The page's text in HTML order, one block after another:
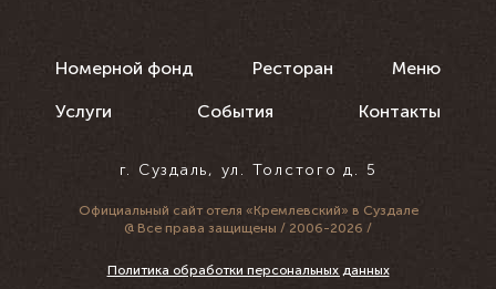
Номерной фонд Ресторан Меню
Услуги События Контакты
г. Суздаль, ул. Толстого д. 5
Официальный сайтотеля «Кремлевский» в Суздале
@ Все права защищены / 2006-2026 /
Политика обработки персональных данных